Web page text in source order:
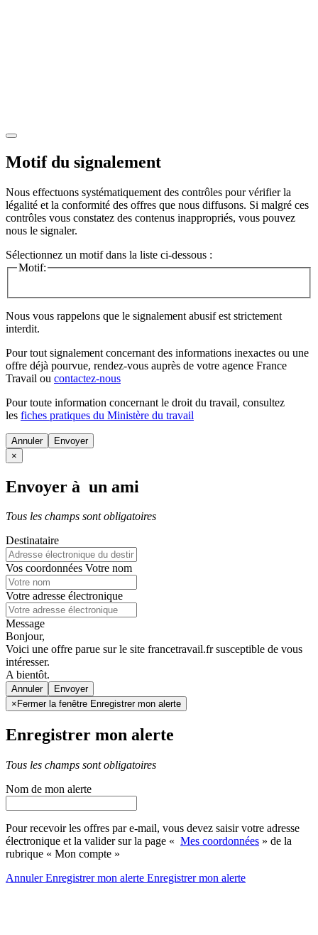
Motif du signalement
Nous effectuons systématiquement des contrôles pour vérifier la
légalité et la conformité des offres que nous diffusons. Si malgré ces
contrôles vous constatez des contenus inappropriés, vous pouvez
nous le signaler.
Sélectionnez un motif dans la liste ci-dessous :
Motif:
Nous vous rappelons que le signalement abusif est strictement
interdit.
Pour tout signalement concernant des informations inexactes ou une
offre déjà pourvue, rendez-vous auprès de votre agence France
Travail ou contactez-nous
Pour toute information concernant le droit du travail, consultez
les fiches pratiques du Ministère du travail
Annuler
×
Envoyer à un ami
Tous les champs sont obligatoires
Destinataire
Vos coordonnées Votre nom
Votre adresse électronique
Message
Bonjour,
Voici une offre parue sur le site francetravail.fr susceptible de vous
intéresser.
A bientôt.
Annuler
× Fermer la fenêtre Enregistrer mon alerte
Enregistrer mon alerte
Tous les champs sont obligatoires
Nom de mon alerte
Pour recevoir les offres par e-mail, vous devez saisir votre adresse
électronique et la valider sur la page « Mes coordonnées » de la
rubrique « Mon compte »
AnnulerEnregistrer mon alerte Enregistrermon alerte